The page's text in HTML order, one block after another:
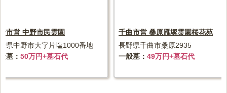
市営 中野市民霊園
県中野市大字片塩1000番地
墓
50万円+墓石代
千曲市営 桑原雁塚霊園桜花苑
長野県千曲市桑原2935
一般墓
49万円+墓石代